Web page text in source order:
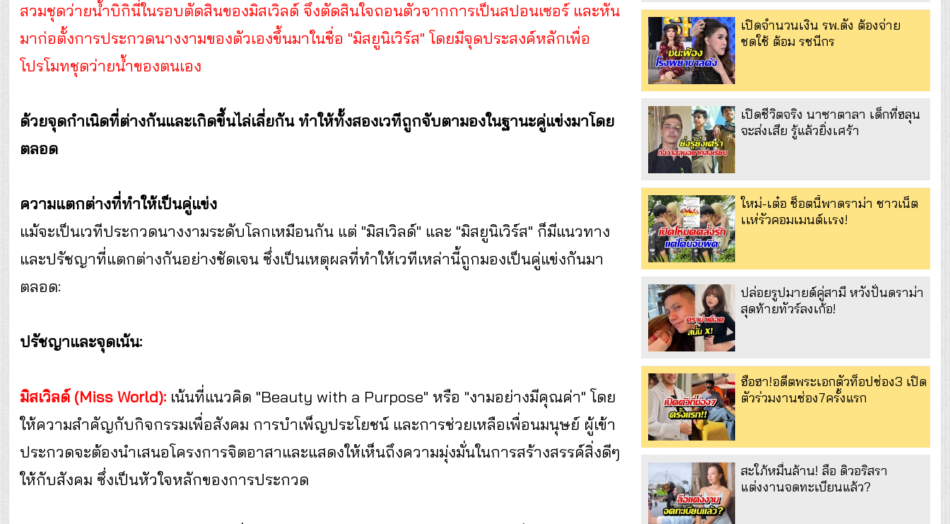
สวมชุดว่ายน้ำบิกินี่ในรอบตัดสินของมิสเวิลด์ จึงตัดสินใจถอนตัวจากการเป็นสปอนเซอร์ และหัน
มาก่อตั้งการประกวดนางงามของตัวเองขึ้นมาในชื่อ "มิสยูนิเวิร์ส" โดยมีจุดประสงค์หลักเพื่อ
โปรโมทชุดว่ายน้ำของตนเอง
ด้วยจุดกำเนิดที่ต่างกันและเกิดขึ้นไล่เลี่ยกัน ทำให้ทั้งสองเวทีถูกจับตามองในฐานะคู่แข่งมาโดย
ตลอด
ความแตกต่างที่ทำให้เป็นคู่แข่ง
แม้จะเป็นเวทีประกวดนางงามระดับโลกเหมือนกัน แต่ "มิสเวิลด์" และ "มิสยูนิเวิร์ส" ก็มีแนวทาง
และปรัชญาที่แตกต่างกันอย่างชัดเจน ซึ่งเป็นเหตุผลที่ทำให้เวทีเหล่านี้ถูกมองเป็นคู่แข่งกันมา
ตลอด:
ปรัชญาและจุดเน้น:
มิสเวิลด์ (Miss World): เน้นที่แนวคิด "Beauty with a Purpose" หรือ "งามอย่างมีคุณค่า" โดย
ให้ความสำคัญกับกิจกรรมเพื่อสังคม การบำเพ็ญประโยชน์ และการช่วยเหลือเพื่อนมนุษย์ ผู้เข้า
ประกวดจะต้องนำเสนอโครงการจิตอาสาและแสดงให้เห็นถึงความมุ่งมั่นในการสร้างสรรค์สิ่งดีๆ
ให้กับสังคม ซึ่งเป็นหัวใจหลักของการประกวด
เปิดจำนวนเงิน รพ.ดัง ต้องจ่าย
ชดใช้ ต้อม รชนีกร
เปิดชีวิตจริง นาซาตาลา เด็กที่ฮลุน
จะส่งเสีย รู้แล้วยิ่งเศร้า
ใหม่-เต๋อ ช็อตนี้พาดราม่า ชาวเน็ต
เเห่รัวคอมเมนต์เเรง!
ปล่อยรูปมายด์คู่สามี หวังปั่นดราม่า
สุดท้ายทัวร์ลงเก้อ!
ฮือฮา!อดีตพระเอกตัวท็อปช่อง3 เปิด
ตัวร่วมงานช่อง7ครั้งแรก
สะใภ้หมื่นล้าน! ลือ ดิวอริสรา
แต่งงานจดทะเบียนแล้ว?